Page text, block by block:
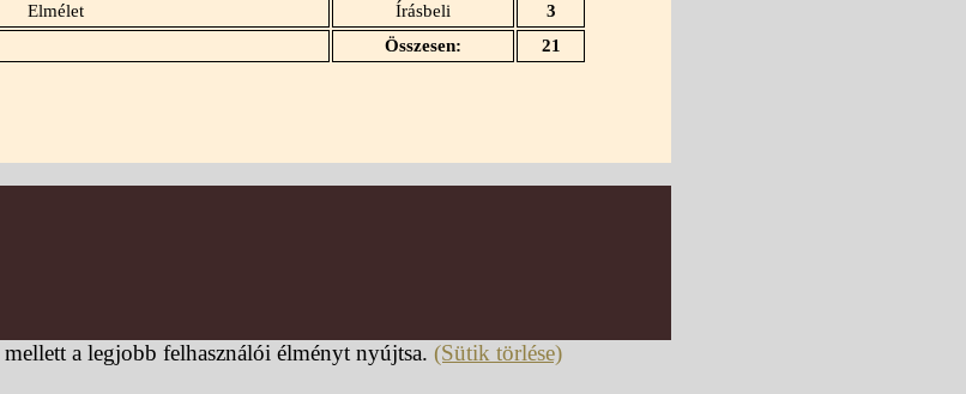
Elmélet Írásbeli
3
Összesen:
21
a legjobb felhasználói élményt nyújtsa. (Sütik törlése)